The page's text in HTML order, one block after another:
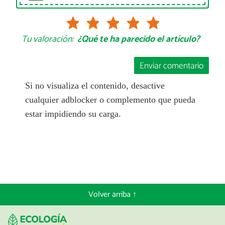
Tu valoración: ¿Qué te ha parecido el artículo?
Enviar comentario
Si no visualiza el contenido, desactive
cualquier adblocker o complemento que pueda
estar impidiendo su carga.
Volver arriba ↑